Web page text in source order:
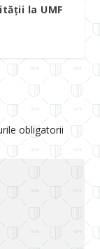
la UMF
obligatorii